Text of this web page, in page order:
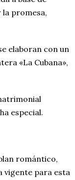
la promesa,
elaboran con un
«La Cubana»,
especial.
romántico,
vigente para esta